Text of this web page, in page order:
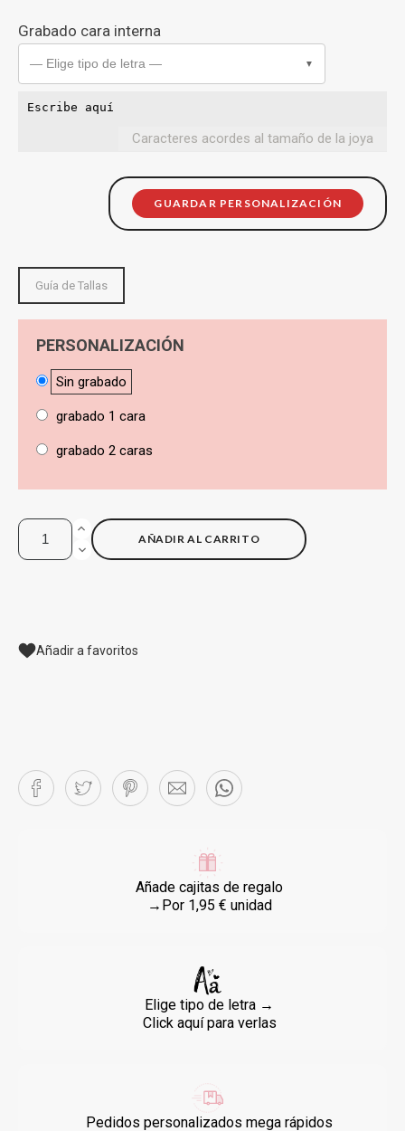
Grabado cara interna
— Elige tipo de letra — ▼
Caracteres acordes al tamaño de la joya
GUARDAR PERSONALIZACIÓN
Guía de Tallas
PERSONALIZACIÓN
Sin grabado
grabado 1 cara
grabado 2 caras
AÑADIR AL CARRITO
Añadir a favoritos
Añade cajitas de regalo
→Por 1,95 € unidad
Elige tipo de letra →
Click aquí para verlas
Pedidos personalizados mega rápidos